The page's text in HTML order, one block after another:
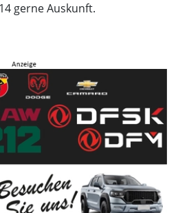
gerne Auskunft.